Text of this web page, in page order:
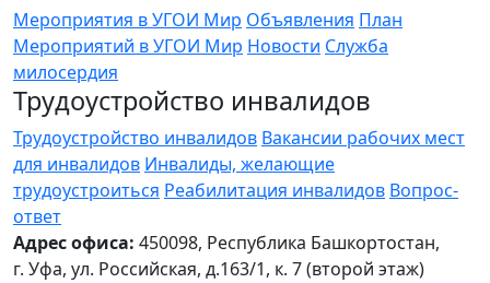
Мероприятия в УГОИ Мир Объявления План
Мероприятий в УГОИ Мир Новости Служба
милосердия
Трудоустройство инвалидов
Трудоустройство инвалидов Вакансии рабочих мест
для инвалидов Инвалиды, желающие
трудоустроиться Реабилитация инвалидов Вопрос-
ответ
Адрес офиса: 450098, Республика Башкортостан,
г. Уфа, ул. Российская, д.163/1, к. 7 (второй этаж)